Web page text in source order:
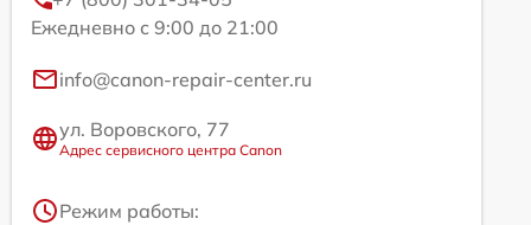
Ежедневно с 9:00 до 21:00
info@canon-repair-center.ru
ул. Воровского, 77
Адрес сервисного центра Canon
Режим работы: